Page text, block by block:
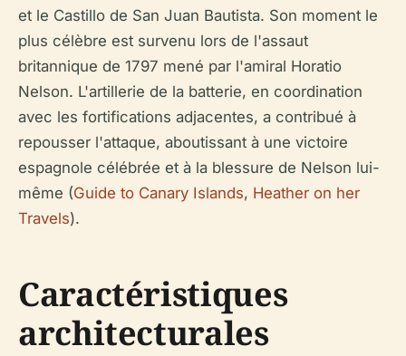
et le Castillo de San Juan Bautista. Son moment le
plus célèbre est survenu lors de l'assaut
britannique de 1797 mené par l'amiral Horatio
Nelson. L'artillerie de la batterie, en coordination
avec les fortifications adjacentes, a contribué à
repousser l'attaque, aboutissant à une victoire
espagnole célébrée et à la blessure de Nelson lui-
même (Guide to Canary Islands, Heather on her
Travels).
Caractéristiques
architecturales